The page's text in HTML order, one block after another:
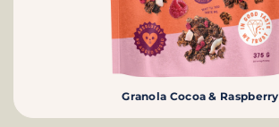
Granola Cocoa & Raspberry